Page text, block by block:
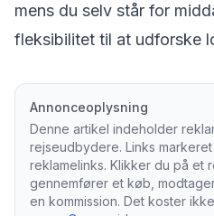
mens du selv står for
fleksibilitet til at udforske
Annonceoplysning
Denne artikel indeholder
rejseudbydere. Links
reklamelinks. Klikker du på et
gennemfører et køb,
en kommission. Det koster